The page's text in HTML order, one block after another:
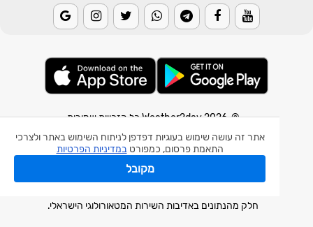
אתר זה עושה שימוש בעוגיות דפדפן לניתוח השימוש באתר ולצרכי
התאמת פרסום, כמפורטבמדיניות הפרטיות
מקובל
© 2026 Weather2day כל הזכויות שמורות
אפליקצית מזג אוויר
אפליקצית רעידת אדמה
חלק מהנתונים באדיבות השירות המטאורולוגי הישראלי.